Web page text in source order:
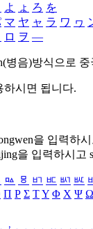
よ ょ ろ を
マ ヤ ャ ラ ワ ヮ
ロ ヲ ―
병음)방식으로
하시면 됩니다.
을 입력하
을 입력하시고
ㅰ ㅱ ㅲ ㅳ ㅴ ㅵ
Π Ρ Σ ΤΥ Φ Χ Ψ Ω